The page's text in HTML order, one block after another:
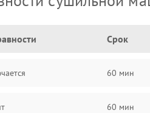
Срок
60 мин
60 мин